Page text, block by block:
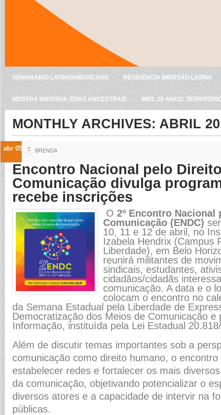
SEMANÁRIO LATINOAMERICANO RESIDÊNCIA IMERSÃO LATINA
MOSTRA IMERSIVA TEIAS ANCESTRAIS IMEL 20 ANOS:
MONTHLY ARCHIVES: ABRIL
abr 05 BRENDA
Encontro Nacional pelo
Comunicação divulga
recebe inscrições
O 2º Encontro Nacional
Comunicação (ENDC)
10, 11 e 12 de abril, no
Izabela Hendrix (Campus
Liberdade), em Belo
reunirá militantes de
sindicais, estudantes,
cidadãos/cidadãs
comunicação. A data e o
colocam o encontro no
da Semana Estadual pela Liberdade de
Democratização dos Meios de Comunicação e
Informação, instituída pela Lei Estadual
Além de discutir temas importantes sob a
comunicação como direito humano, o
estabelecer redes e fortalecer os mais
da comunicação, objetivando potencializar o
diversos atores e a capacidade de intervir na
públicas.